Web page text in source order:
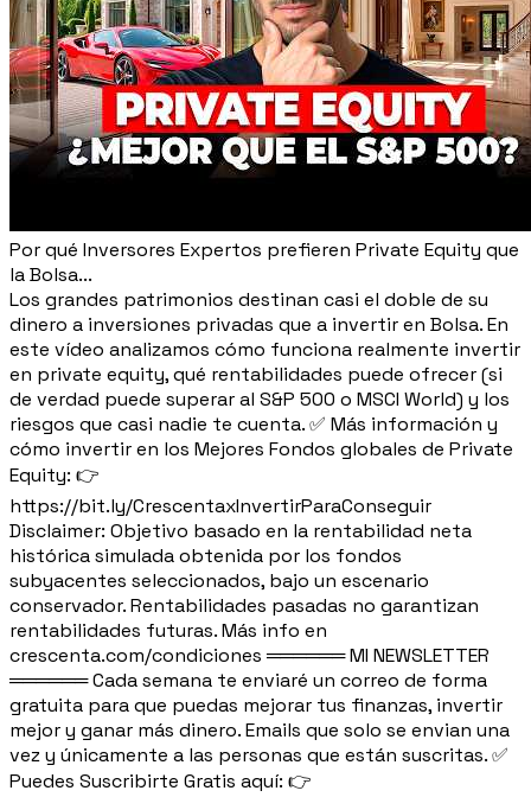
Por qué Inversores Expertos prefieren Private Equity que
la Bolsa...
Los grandes patrimonios destinan casi el doble de su
dinero a inversiones privadas que a invertir en Bolsa. En
este vídeo analizamos cómo funciona realmente invertir
en private equity, qué rentabilidades puede ofrecer (si
de verdad puede superar al S&P 500 o MSCI World) y los
riesgos que casi nadie te cuenta. ✅ Más información y
cómo invertir en los Mejores Fondos globales de Private
Equity: 👉
https://bit.ly/CrescentaxInvertirParaConseguir
Disclaimer: Objetivo basado en la rentabilidad neta
histórica simulada obtenida por los fondos
subyacentes seleccionados, bajo un escenario
conservador. Rentabilidades pasadas no garantizan
rentabilidades futuras. Más info en
crescenta.com/condiciones ══════ MI NEWSLETTER
══════ Cada semana te enviaré un correo de forma
gratuita para que puedas mejorar tus finanzas, invertir
mejor y ganar más dinero. Emails que solo se envian una
vez y únicamente a las personas que están suscritas. ✅
Puedes Suscribirte Gratis aquí: 👉